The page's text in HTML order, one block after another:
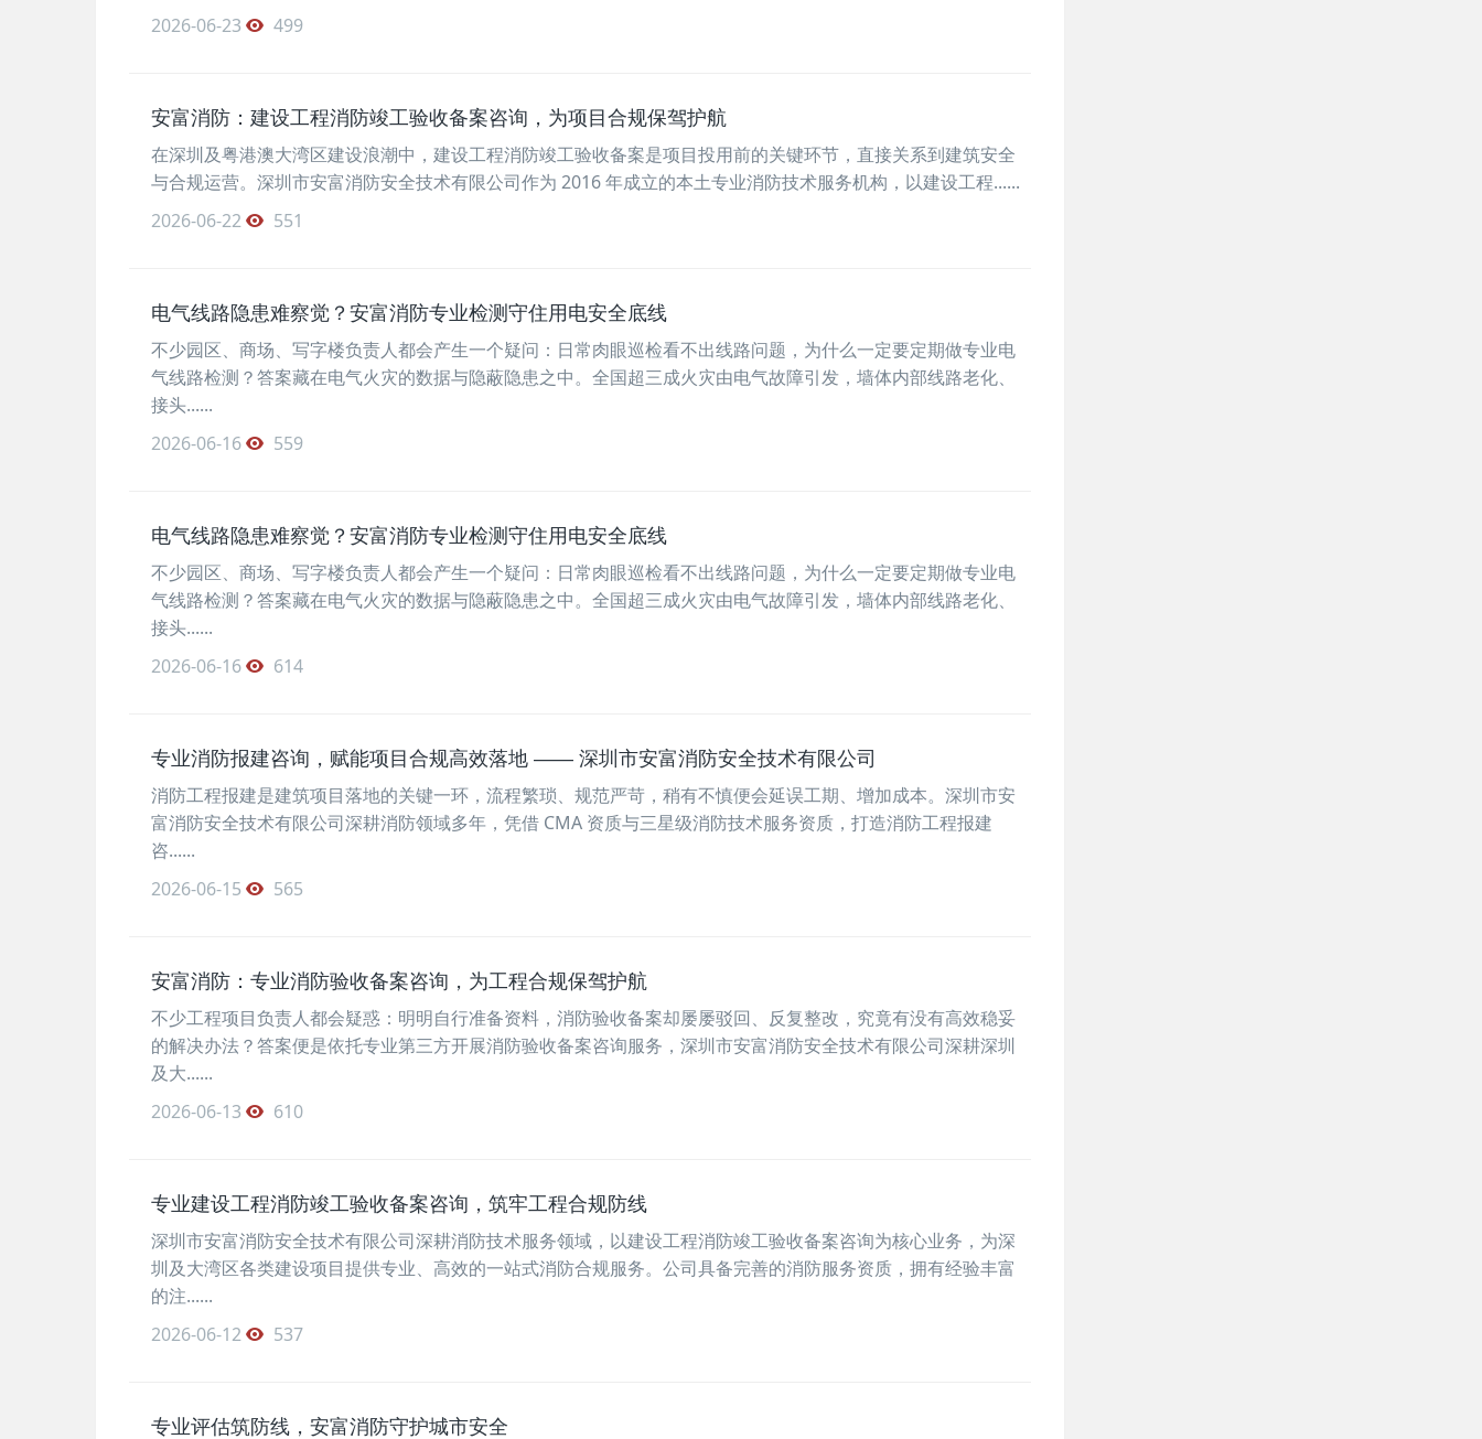
2026-06-23
499
安富消防：建设工程消防竣工验收备案咨询，为项目合规保驾护航
在深圳及粤港澳大湾区建设浪潮中，建设工程消防竣工验收备案是项目投用前的关键环节，直接关系到建筑安全
与合规运营。深圳市安富消防安全技术有限公司作为 2016 年成立的本土专业消防技术服务机构，以建设工程......
2026-06-22
551
电气线路隐患难察觉？安富消防专业检测守住用电安全底线
不少园区、商场、写字楼负责人都会产生一个疑问：日常肉眼巡检看不出线路问题，为什么一定要定期做专业电
气线路检测？答案藏在电气火灾的数据与隐蔽隐患之中。全国超三成火灾由电气故障引发，墙体内部线路老化、
接头......
2026-06-16
559
电气线路隐患难察觉？安富消防专业检测守住用电安全底线
不少园区、商场、写字楼负责人都会产生一个疑问：日常肉眼巡检看不出线路问题，为什么一定要定期做专业电
气线路检测？答案藏在电气火灾的数据与隐蔽隐患之中。全国超三成火灾由电气故障引发，墙体内部线路老化、
接头......
2026-06-16
614
专业消防报建咨询，赋能项目合规高效落地 —— 深圳市安富消防安全技术有限公司
消防工程报建是建筑项目落地的关键一环，流程繁琐、规范严苛，稍有不慎便会延误工期、增加成本。深圳市安
富消防安全技术有限公司深耕消防领域多年，凭借 CMA 资质与三星级消防技术服务资质，打造消防工程报建
咨......
2026-06-15
565
安富消防：专业消防验收备案咨询，为工程合规保驾护航
不少工程项目负责人都会疑惑：明明自行准备资料，消防验收备案却屡屡驳回、反复整改，究竟有没有高效稳妥
的解决办法？答案便是依托专业第三方开展消防验收备案咨询服务，深圳市安富消防安全技术有限公司深耕深圳
及大......
2026-06-13
610
专业建设工程消防竣工验收备案咨询，筑牢工程合规防线
深圳市安富消防安全技术有限公司深耕消防技术服务领域，以建设工程消防竣工验收备案咨询为核心业务，为深
圳及大湾区各类建设项目提供专业、高效的一站式消防合规服务。公司具备完善的消防服务资质，拥有经验丰富
的注......
2026-06-12
537
专业评估筑防线，安富消防守护城市安全